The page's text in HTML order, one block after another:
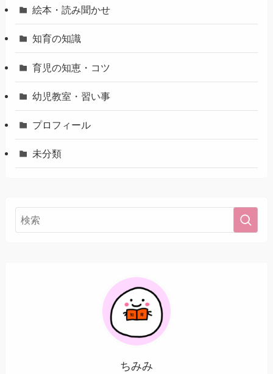
絵本・読み聞かせ
知育の知識
育児の知恵・コツ
幼児教室・習い事
プロフィール
未分類
ちみみ